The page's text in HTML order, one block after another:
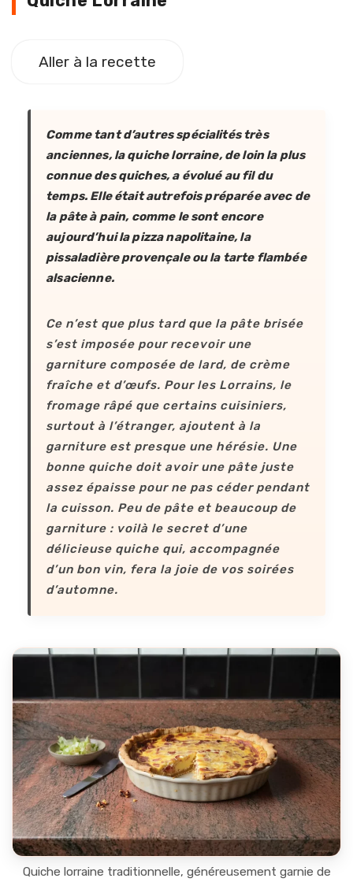
Aller à la recette
Comme tant d’autres spécialités très
anciennes, la quiche lorraine, de loin la plus
connue des quiches, a évolué au fil du
temps. Elle était autrefois préparée avec de
la pâte à pain, comme le sont encore
aujourd’hui la pizza napolitaine, la
pissaladière provençale ou la tarte flambée
alsacienne.
Ce n’est que plus tard que la pâte brisée
s’est imposée pour recevoir une
garniture composée de lard, de crème
fraîche et d’œufs. Pour les Lorrains, le
fromage râpé que certains cuisiniers,
surtout à l’étranger, ajoutent à la
garniture est presque une hérésie. Une
bonne quiche doit avoir une pâte juste
assez épaisse pour ne pas céder pendant
la cuisson. Peu de pâte et beaucoup de
garniture : voilà le secret d’une
délicieuse quiche qui, accompagnée
d’un bon vin, fera la joie de vos soirées
d’automne.
Quiche lorraine traditionnelle, généreusement garnie de